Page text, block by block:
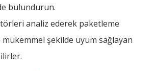
bulundurun.
analiz ederek paketleme
şekilde uyum sağlayan